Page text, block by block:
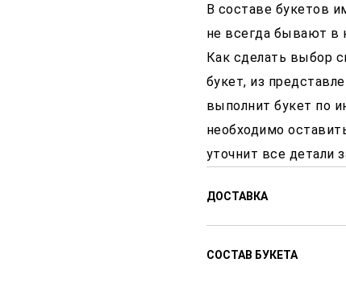
В составе букетов
не всегда бывают в
Как сделать выбор
букет, из
выполнит букет по
необходимо
уточнит все детали
ДОСТАВКА
Доставляем цветы с
СОСТАВ БУКЕТА